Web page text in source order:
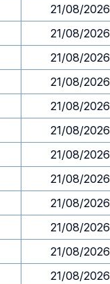
21/08/2026
21/08/2026
21/08/2026
21/08/2026
21/08/2026
21/08/2026
21/08/2026
21/08/2026
21/08/2026
21/08/2026
21/08/2026
21/08/2026